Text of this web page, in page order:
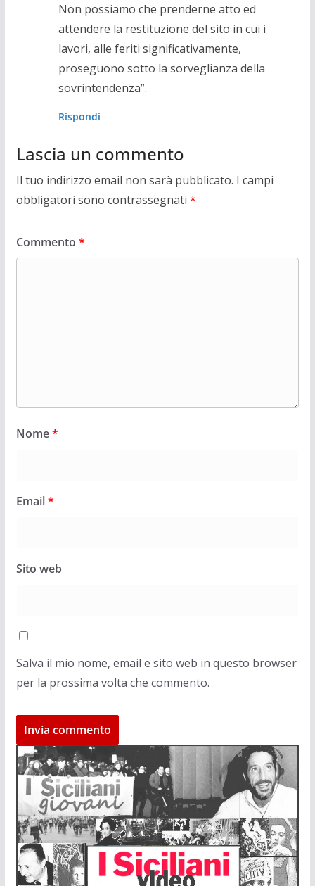
Non possiamo che prenderne atto ed
attendere la restituzione del sito in cui i
lavori, alle feriti significativamente,
proseguono sotto la sorveglianza della
sovrintendenza”.
Rispondi
Lascia un commento
Il tuo indirizzo email non sarà pubblicato. I campi
obbligatori sono contrassegnati *
Commento *
Nome*
Email*
Sito web
Salva il mio nome, email e sito web in questo browser
per la prossima volta che commento.